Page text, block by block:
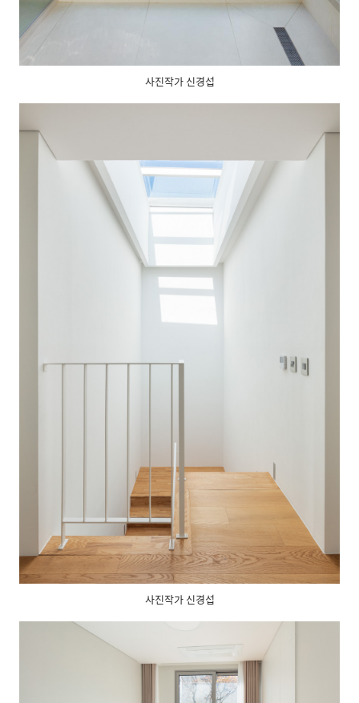
사진작가 신경섭
사진작가 신경섭